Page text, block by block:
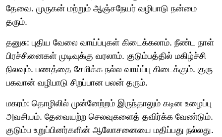
தேவை. முருகன் மற்றும் ஆஞ்சநேயர் வழிபாடு நன்மை
தரும்.
தனுசு: புதிய வேலை வாய்ப்புகள் கிடைக்கலாம். நீண்ட நாள்
பிரச்சினைகள் முடிவுக்கு வரலாம். குடும்பத்தில் மகிழ்ச்சி
நிலவும். பணத்தை சேமிக்க நல்ல வாய்ப்பு கிடைக்கும். குரு
பகவான் வழிபாடு சிறப்பான பலன் தரும்.
மகரம்: தொழிலில் முன்னேற்றம் இருந்தாலும் கடின உழைப்பு
அவசியம். தேவையற்ற செலவுகளைத் தவிர்க்க வேண்டும்.
குடும்ப உறுப்பினர்களின் ஆலோசனையை மதிப்பது நல்லது.